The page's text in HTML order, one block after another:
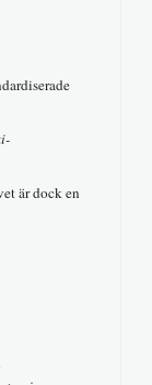
är dock en